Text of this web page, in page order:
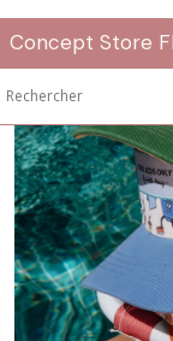
Concept Store
HELLO
HOSSY
(11)
Bonnets
HELLO
HOSSY
(2)